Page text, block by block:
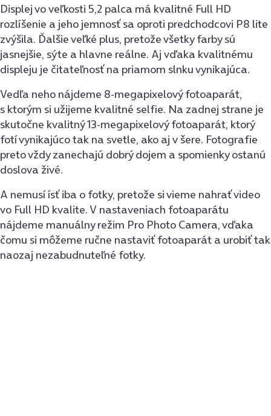
Displej vo veľkosti 5,2 palca má kvalitné Full HD
rozlíšenie a jeho jemnosť sa oproti predchodcovi P8 lite
zvýšila. Ďalšie veľké plus, pretože všetky farby sú
jasnejšie, sýte a hlavne reálne. Aj vďaka kvalitnému
displeju je čitateľnosť na priamom slnku vynikajúca.
Vedľa neho nájdeme 8-megapixelový fotoaparát,
s ktorým si užijeme kvalitné selfie. Na zadnej strane je
skutočne kvalitný 13-megapixelový fotoaparát, ktorý
fotí vynikajúco tak na svetle, ako aj v šere. Fotografie
preto vždy zanechajú dobrý dojem a spomienky ostanú
doslova živé.
A nemusí ísť iba o fotky, pretože si vieme nahrať video
vo Full HD kvalite. V nastaveniach fotoaparátu
nájdeme manuálny režim Pro Photo Camera, vďaka
čomu si môžeme ručne nastaviť fotoaparát a urobiť tak
naozaj nezabudnuteľné fotky.